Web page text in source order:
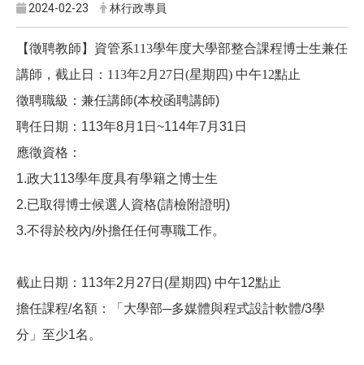
2024-02-23 林行政專員
【徵聘教師】資管系113學年度大學部整合課程博士生兼任
講師，截止日：113年2月27日(星期四) 中午12點止
徵聘職級：兼任講師(本校函聘講師)
聘任日期：113年8月1日~114年7月31日
應徵資格：
1.政大113學年度具有學籍之博士生
2.已取得博士候選人資格(請檢附證明)
3.不得於校內/外擔任任何專職工作。
截止日期：113年2月27日(星期四) 中午12點止
擔任課程/名額：「大學部─多媒體與程式設計軟體/3學
分」至少1名。